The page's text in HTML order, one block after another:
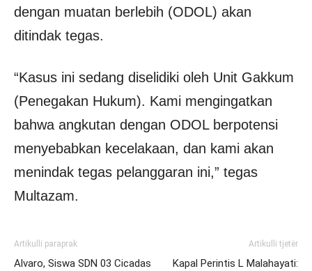
dengan muatan berlebih (ODOL) akan
ditindak tegas.
“Kasus ini sedang diselidiki oleh Unit Gakkum
(Penegakan Hukum). Kami mengingatkan
bahwa angkutan dengan ODOL berpotensi
menyebabkan kecelakaan, dan kami akan
menindak tegas pelanggaran ini,” tegas
Multazam.
Artikulli paraprak
Alvaro, Siswa SDN 03 Cicadas
Artikulli tjetër
Kapal Perintis L Malahayati: